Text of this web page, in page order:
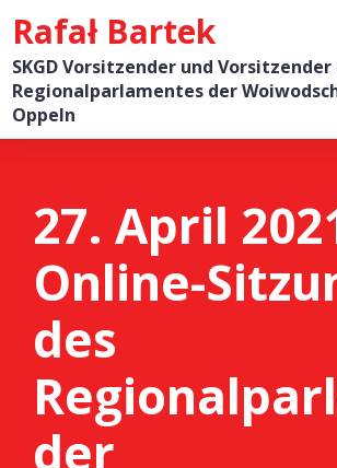
Rafał Bartek
SKGD Vorsitzender und Vorsitzender
Regionalparlamentes der
Oppeln
27. April
Online-
des
der